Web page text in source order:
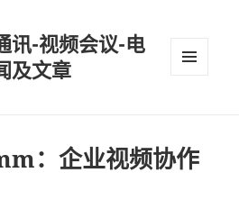
讯-视频会议-电
及文章
：企业视频协作